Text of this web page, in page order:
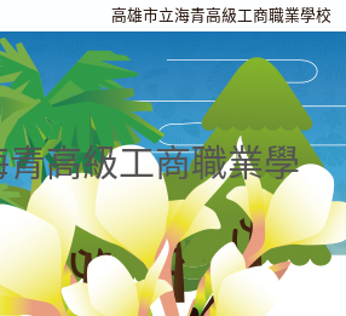
高雄市立海青高級工商職業學校
高級工商職業學